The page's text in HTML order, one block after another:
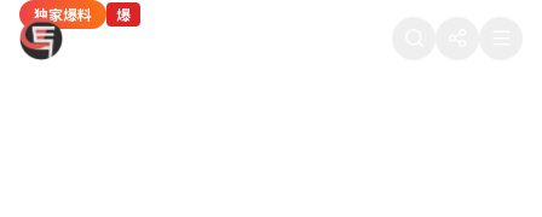
88在线吃瓜
独家爆料 爆
某顶流男星被曝深夜密会神秘女子，工作室紧
热门八卦 热
当红女星疑似隐婚生子，医院产检照片被流出
独家爆料 爆
某导演潜规则多名女演员，聊天记录被公开
热门八卦 热
热门综艺剪辑争议：某选手被淘汰的真实原因
网红八卦 新
知名网红直播间翻车，产品质量问题引众怒